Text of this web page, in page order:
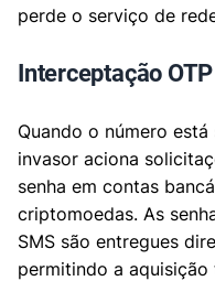
perde o serviço de
Interceptação OTP
Quando o número
invasor aciona
senha em contas
criptomoedas. As
SMS são entregues
permitindo a